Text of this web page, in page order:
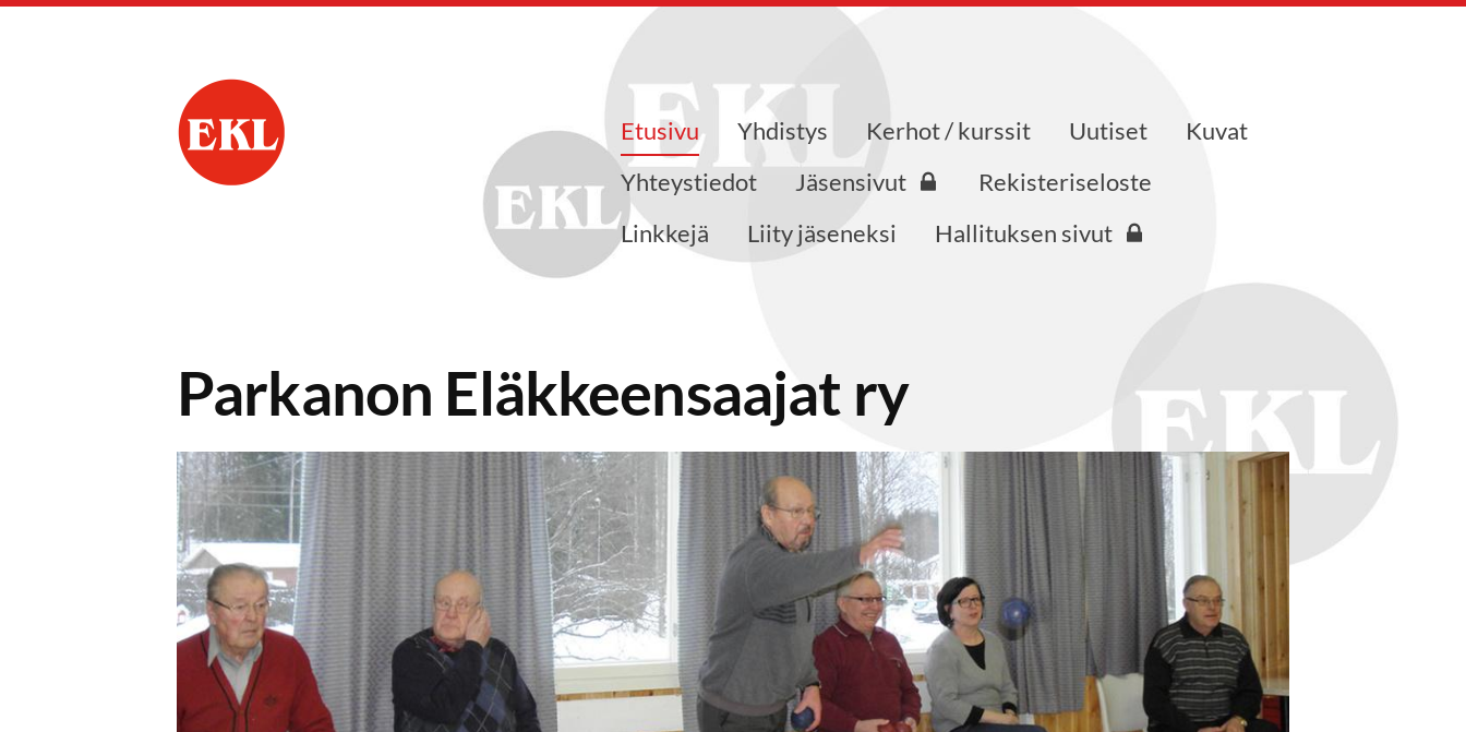
Parkanon Eläkkeensaajat ryEtusivu Yhdistys Kerhot / kurssit Uutiset
Kuvat
Yhteystiedot
Jäsensivut
Rekisteriseloste
Linkkejä
Liity jäseneksi Hallituksen sivut
Parkanon Eläkkeensaajat ry